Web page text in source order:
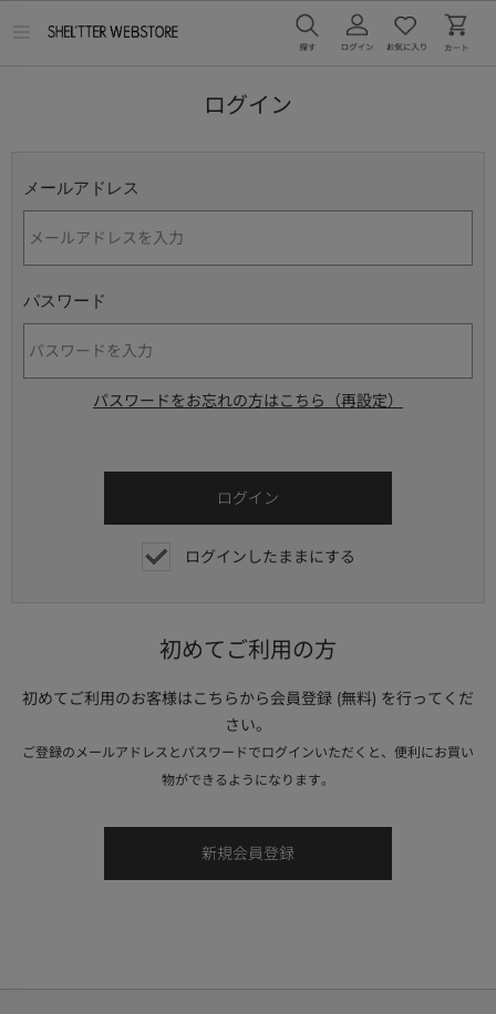
ログイン
メールアドレス
パスワード
パスワードをお忘れの方はこちら（再設定）
ログインしたままにする
初めてご利用の方
初めてご利用のお客様はこちらから会員登録 (無料) を行ってくだ
さい。
ご登録のメールアドレスとパスワードでログインいただくと、便利にお買い
物ができるようになります。